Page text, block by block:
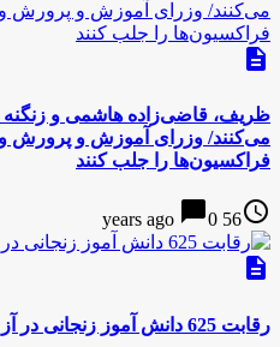
description
ظریف، قاضی‌زاده هاشمی و زنگنه
می‌کنند/ وزرای آموزش و پرورش و
فراکسیون‌ها را جلب کنند
access_time
56 years ago
chat_bubble0
description
رقابت 625 دانش آموز زنجانی در آزمون علمی پایا